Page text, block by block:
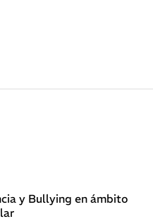
y Bullying en ámbito